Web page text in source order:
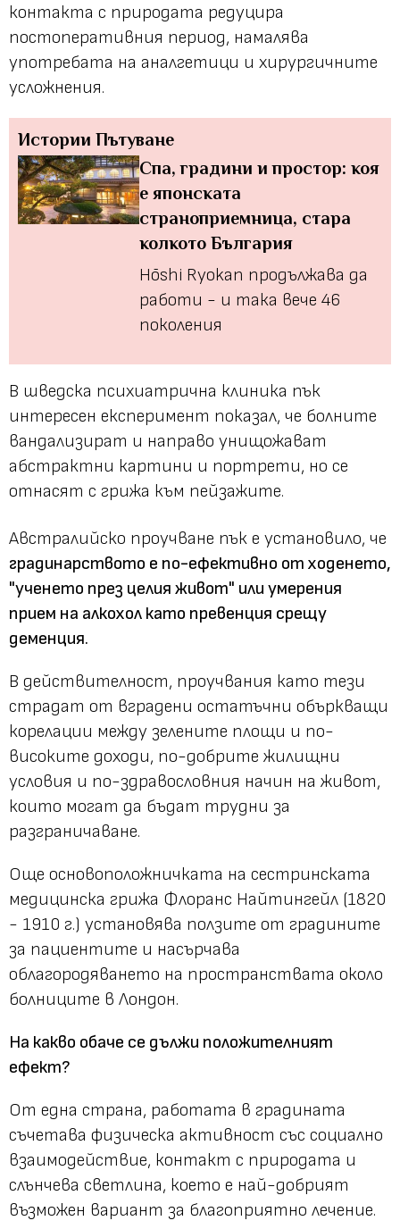
контакта с природата редуцира
постоперативния период, намалява
употребата на аналгетици и хирургичните
усложнения.
Истории Пътуване
Спа, градини и простор: коя
е японската
страноприемница, стара
колкото България
Hōshi Ryokan продължава да
работи - и така вече 46
поколения
В шведска психиатрична клиника пък
интересен експеримент показал, че болните
вандализират и направо унищожават
абстрактни картини и портрети, но се
отнасят с грижа към пейзажите.
Австралийско проучване пък е установило, че
градинарството е по-ефективно от ходенето,
"ученето през целия живот" или умерения
прием на алкохол като превенция срещу
деменция.
В действителност, проучвания като тези
страдат от вградени остатъчни объркващи
корелации между зелените площи и по-
високите доходи, по-добрите жилищни
условия и по-здравословния начин на живот,
които могат да бъдат трудни за
разграничаване.
Още основоположничката на сестринската
медицинска грижа Флоранс Найтингейл (1820
- 1910 г.) установява ползите от градините
за пациентите и насърчава
облагородяването на пространствата около
болниците в Лондон.
На какво обаче се дължи положителният
ефект?
От една страна, работата в градината
съчетава физическа активност със социално
взаимодействие, контакт с природата и
слънчева светлина, което е най-добрият
възможен вариант за благоприятно лечение.